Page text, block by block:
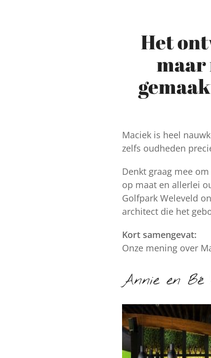
Het
maar
Maciek is heel
zelfs oudheden
Denkt graag mee
op maat en allerlei
Golfpark Weleveld
architect die het
Kort samengevat:
Onze mening over
Annie en Bé